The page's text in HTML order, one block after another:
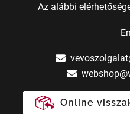
Az alábbi
Online